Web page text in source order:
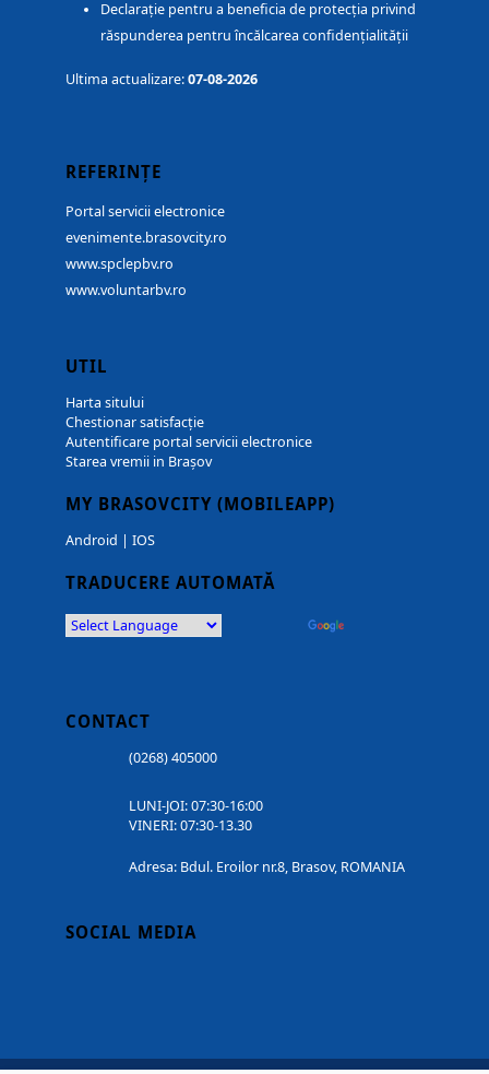
Declarație pentru a beneficia de protecția privind
răspunderea pentru încălcarea confidențialității
Ultima actualizare:07-08-2026
REFERINȚE
Portal servicii electronice
evenimente.brasovcity.ro
www.spclepbv.ro
www.voluntarbv.ro
UTIL
Harta sitului
Chestionar satisfacție
Autentificare portal servicii electronice
Starea vremii in Brașov
MY BRASOVCITY (MOBILEAPP)
Android | IOS
TRADUCERE AUTOMATĂ
CONTACT
(0268) 405000
LUNI-JOI: 07:30-16:00
VINERI: 07:30-13.30
Adresa: Bdul. Eroilor nr.8, Brasov, ROMANIA
SOCIAL MEDIA